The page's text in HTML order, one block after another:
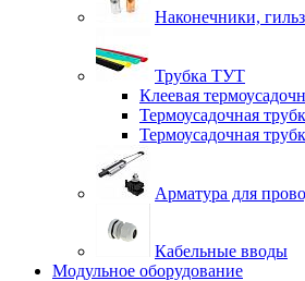
Наконечники,
Трубка ТУТ
Клеевая
Термоусадочная
Термоусадочная
Арматура для
Кабельные вводы
Модульное оборудование